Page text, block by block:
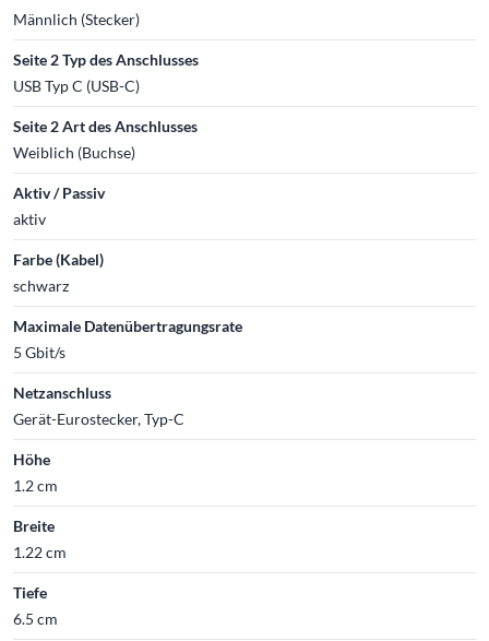
Männlich (Stecker)
Seite 2 Typ des Anschlusses
USB Typ C (USB-C)
Seite 2 Art des Anschlusses
Weiblich (Buchse)
Aktiv / Passiv
aktiv
Farbe (Kabel)
schwarz
Maximale Datenübertragungsrate
5 Gbit/s
Netzanschluss
Gerät-Eurostecker, Typ-C
Höhe
1.2 cm
Breite
1.22 cm
Tiefe
6.5 cm